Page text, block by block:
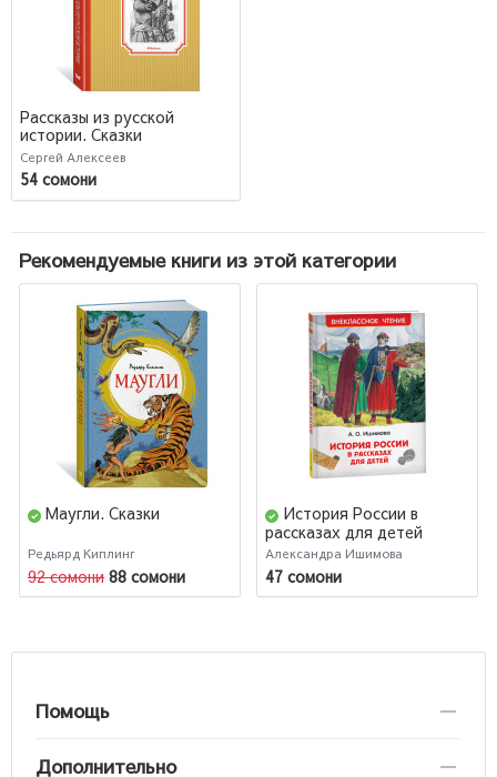
Рассказы из русской
истории. Сказки
Сергей Алексеев
54 сомони
Рекомендуемые книги из этой категории
Маугли. Сказки
Редьярд Киплинг
92 сомони 88 сомони
История России в
рассказах для детей
Александра Ишимова
47 сомони
Помощь
Дополнительно